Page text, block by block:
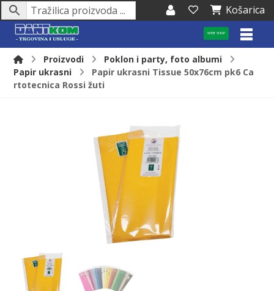
Košarica
WEB SHOP
Proizvodi
Poklon i party, foto albumi
Papir ukrasni
Papir ukrasni Tissue 50x76cm pk6 Ca
rtotecnica Rossi žuti